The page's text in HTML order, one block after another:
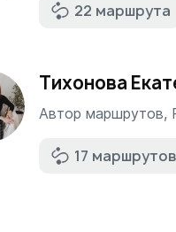
22 маршрута
Тихонова
Автор маршрутов,
17 маршрутов